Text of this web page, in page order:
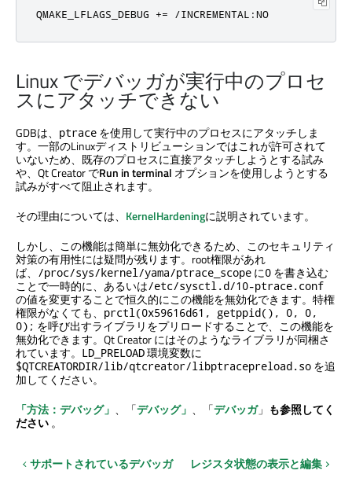
QMAKE_LFLAGS_DEBUG += /INCREMENTAL :NO
Linux でデバッガが実行中のプロセ
スにアタッチできない
GDBは、 ptrace を使用して実行中のプロセスにアタッチしま
す。一部のLinuxディストリビューションではこれが許可されて
いないため、既存のプロセスに直接アタッチしようとする試み
や、 Qt CreatorでRun in terminal オプションを使用しようとする
試みがすべて阻止されます。
その理由については、 KernelHardeningに説明されています。
しかし、この機能は簡単に無効化できるため、このセキュリティ
対策の有用性には疑問が残ります。root権限があれ
ば、 /proc/sys/kernel/yama/ptrace_scope に0 を書き込む
ことで一時的に、あるいは/etc/sysctl.d/10-ptrace.conf
の値を変更することで恒久的にこの機能を無効化できます。特権
権限がなくても、 prctl(0x59616d61, getppid(), 0, 0,
0); を呼び出すライブラリをプリロードすることで、この機能を
無効化できます。 Qt Creatorにはそのようなライブラリが同梱さ
れています。 LD_PRELOAD環境変数に
$QTCREATORDIR/lib/qtcreator/libptracepreload.so を追
加してください。
「方法：デバッグ」 、「デバッグ」 、「デバッガ」 も参照してく
ださい。
サポートされているデバッガ レジスタ状態の表示と編集